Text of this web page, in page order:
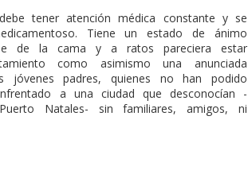
tener atención médica constante y se
Tiene un estado de ánimo
de la cama y a ratos pareciera estar
como asimismo una anunciada
jóvenes padres, quienes no han podido
a una ciudad que desconocían -
Natales- sin familiares, amigos, ni